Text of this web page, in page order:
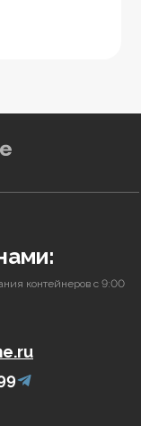
контейнеров с 9:00